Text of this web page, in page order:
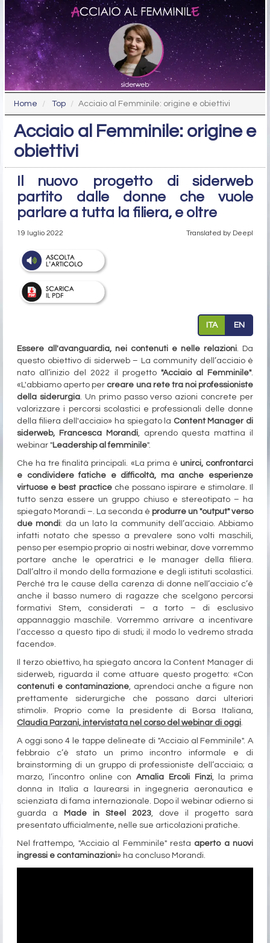
Home Top Acciaio al Femminile: origine e obiettivi
Acciaio al Femminile: origine e
obiettivi
Il nuovo progetto di siderweb
partito dalle donne che vuole
parlare a tutta la filiera, e oltre
19 luglio 2022 Translated by Deepl
ITA EN
Essere all'avanguardia, nei contenuti e nelle relazioni. Da
questo obiettivo di siderweb – La community dell’acciaio è
nato all’inizio del 2022 il progetto "Acciaio al Femminile".
«L'abbiamo aperto per creare una rete tra noi professioniste
della siderurgia. Un primo passo verso azioni concrete per
valorizzare i percorsi scolastici e professionali delle donne
della filiera dell'acciaio» ha spiegato la Content Manager di
siderweb, Francesca Morandi, aprendo questa mattina il
webinar "Leadership al femminile".
Che ha tre finalità principali. «La prima è unirci, confrontarci
e condividere fatiche e difficoltà, ma anche esperienze
virtuose e best practiceche possano ispirare e stimolare. Il
tutto senza essere un gruppo chiuso e stereotipato – ha
spiegato Morandi –. La seconda è produrre un "output" verso
due mondi: da un lato la community dell’acciaio. Abbiamo
infatti notato che spesso a prevalere sono volti maschili,
penso per esempio proprio ai nostri webinar, dove vorremmo
portare anche le operatrici e le manager della filiera.
Dall’altro il mondo della formazione e degli istituti scolastici.
Perché tra le cause della carenza di donne nell’acciaio c’è
anche il basso numero di ragazze che scelgono percorsi
formativi Stem, considerati – a torto – di esclusivo
appannaggio maschile. Vorremmo arrivare a incentivare
l’accesso a questo tipo di studi; il modo lo vedremo strada
facendo».
Il terzo obiettivo, ha spiegato ancora la Content Manager di
siderweb, riguarda il come attuare questo progetto: «Con
contenuti e contaminazione, aprendoci anche a figure non
prettamente siderurgiche che possano darci ulteriori
stimoli». Proprio come la presidente di Borsa Italiana,
Claudia Parzani, intervistata nel corso del webinar di oggi.
A oggi sono 4 le tappe delineate di "Acciaio al Femminile". A
febbraio c’è stato un primo incontro informale e di
brainstorming di un gruppo di professioniste dell’acciaio; a
marzo, l’incontro online con Amalia Ercoli Finzi, la prima
donna in Italia a laurearsi in ingegneria aeronautica e
scienziata di fama internazionale. Dopo il webinar odierno si
guarda a
Made in Steel 2023, dove il progetto sarà
presentato ufficialmente, nelle sue articolazioni pratiche.
Nel frattempo, "Acciaio al Femminile" resta aperto a nuovi
ingressi e contaminazioni» ha concluso Morandi.